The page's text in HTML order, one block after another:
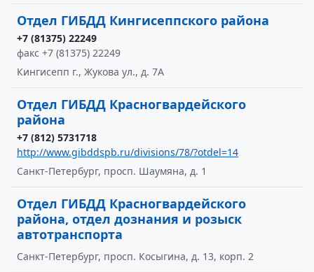
Отдел ГИБДД Кингисеппского района
+7 (81375) 22249
факс +7 (81375) 22249
Кингисепп г., Жукова ул., д. 7А
Отдел ГИБДД Красногвардейского
района
+7 (812) 5731718
http://www.gibddspb.ru/divisions/78/?otdel=14
Санкт-Петербург, просп. Шаумяна, д. 1
Отдел ГИБДД Красногвардейского
района, отдел дознания и розыск
автотранспорта
Санкт-Петербург, просп. Косыгина, д. 13, корп. 2